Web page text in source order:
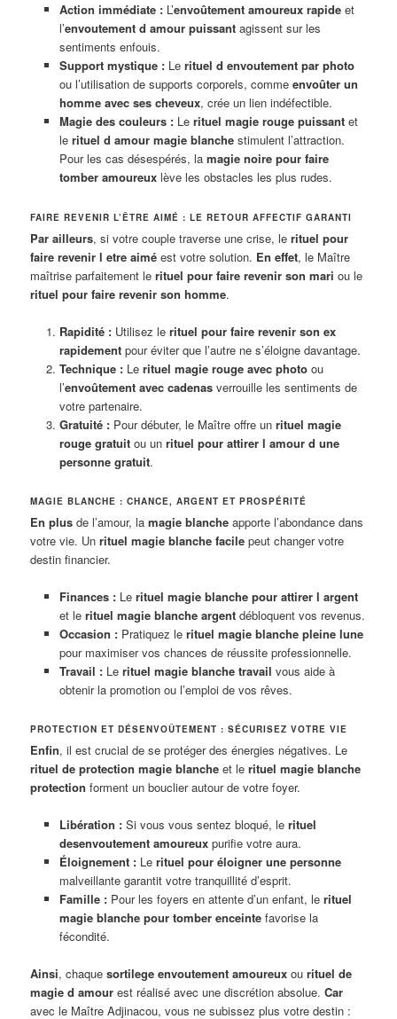
Action immédiate :L’envoûtement amoureux rapideet
l’envoutement d amour puissantagissent sur les
sentiments enfouis.
Support mystique :Le rituel d envoutement par photo
ou l’utilisation de supports corporels, comme envoûter un
homme avec ses cheveux, crée un lien indéfectible.
Magie des couleurs :Le rituel magie rouge puissantet
le rituel d amour magie blanchestimulent l’attraction.
Pour les cas désespérés, la magie noire pour faire
tomber amoureuxlève les obstacles les plus rudes.
FAIRE REVENIR L’ÊTRE AIMÉ : LE RETOUR AFFECTIF GARANTI
Par ailleurs, si votre couple traverse une crise, lerituel pour
faire revenir l etre aimé est votre solution. En effet, le Maître
maîtrise parfaitement lerituel pour faire revenir son mari ou le
rituel pour faire revenir son homme.
Rapidité :Utilisez le rituel pour faire revenir son ex
rapidementpour éviter que l’autre ne s’éloigne davantage.
Technique :Le rituel magie rouge avec photoou
l’envoûtement avec cadenasverrouille les sentiments de
votre partenaire.
Gratuité :Pour débuter, le Maître offre un rituel magie
rouge gratuitou un rituel pour attirer l amour d une
personne gratuit.
MAGIE BLANCHE : CHANCE, ARGENT ET PROSPÉRITÉ
En plus de l’amour, lamagie blanche apporte l’abondance dans
votre vie. Unrituel magie blanche facile peut changer votre
destin financier.
Finances :Le rituel magie blanche pour attirer l argent
et le rituel magie blanche argentdébloquent vos revenus.
Occasion :Pratiquez le rituel magie blanche pleine lune
pour maximiser vos chances de réussite professionnelle.
Travail :Le rituel magie blanche travail vous aide à
obtenir la promotion ou l’emploi de vos rêves.
PROTECTION ET DÉSENVOÛTEMENT : SÉCURISEZ VOTRE VIE
Enfin, il est crucial de se protéger des énergies négatives. Le
rituel de protection magie blanche et lerituel magie blanche
protection forment un bouclier autour de votre foyer.
Libération :Si vous vous sentez bloqué, le rituel
desenvoutement amoureuxpurifie votre aura.
Éloignement :Le rituel pour éloigner une personne
malveillante garantit votre tranquillité d’esprit.
Famille :Pour les foyers en attente d’un enfant, le rituel
magie blanche pour tomber enceintefavorise la
fécondité.
Ainsi, chaquesortilege envoutement amoureux ourituel de
magie d amour est réalisé avec une discrétion absolue.Car
avec le Maître Adjinacou, vous ne subissez plus votre destin :